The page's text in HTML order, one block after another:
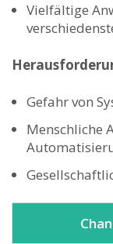
Vielfältige
Gefahr von‍
Menschliche